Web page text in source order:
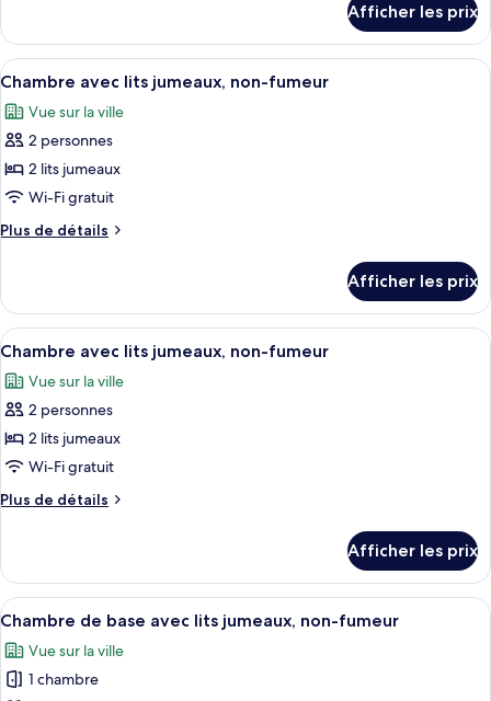
Chambre
double,
non-
fumeur
Chambre
double,
non-
Afficher les prix
Afficher
toutes
les
photos
pour
ce
type
de
Chambre
avec
lits
jumeaux,
non-
fumeur
Une piscine entourée de chaises
9
Chambre avec lits jumeaux, non-fumeur
Vue sur la ville
2 personnes
2 lits jumeaux
Wi-Fi gratuit
Plus de détails
Plus
Chambre
avec
lits
non-
fumeur
Afficher les prix
Afficher
toutes
les
photos
pour
ce
type
de
Chambre
avec
lits
jumeaux,
non-
fumeur
Une piscine entourée de chaises
9
Chambre avec lits jumeaux, non-fumeur
Vue sur la ville
2 personnes
2 lits jumeaux
Wi-Fi gratuit
Plus de détails
Plus
Chambre
avec
lits
non-
fumeur
Afficher les prix
Afficher
toutes
les
photos
Une piscine entourée de chaises
9
Chambre de base avec lits jumeaux, non-fumeur
Vue sur la ville
1 chambre